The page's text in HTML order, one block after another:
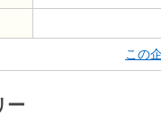
この
ー